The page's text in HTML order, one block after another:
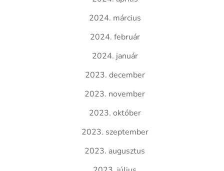
2024. március
2024. február
2024. január
2023. december
2023. november
2023. október
2023. szeptember
2023. augusztus